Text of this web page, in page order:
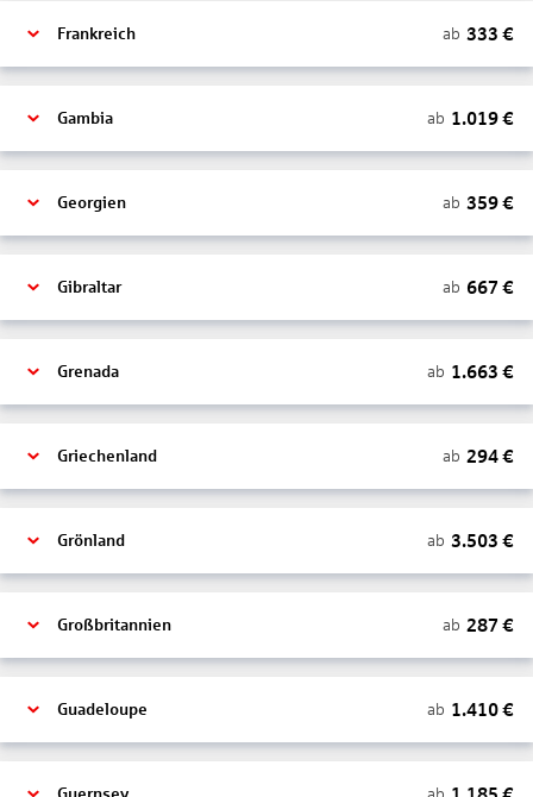
Frankreich ab 333 €
Gambia ab 1.019€
Georgien ab 359€
Gibraltar ab 667 €
Grenada ab 1.663 €
Griechenland ab 294€
Grönland ab 3.503 €
Großbritannien ab 287 €
Guadeloupe ab 1.410€
ab